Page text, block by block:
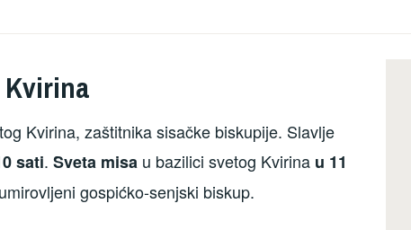
Kvirina
Kvirina, zaštitnika sisačke biskupije. Slavlje
sati. Sveta misa u bazilici svetog Kvirina u 11
gospićko-senjski biskup.